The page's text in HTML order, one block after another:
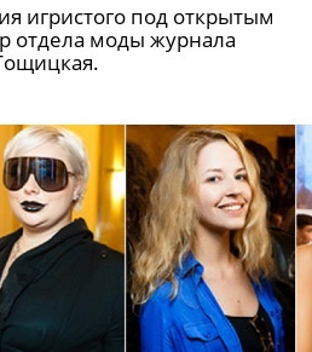
игристого под открытым
отдела моды журнала